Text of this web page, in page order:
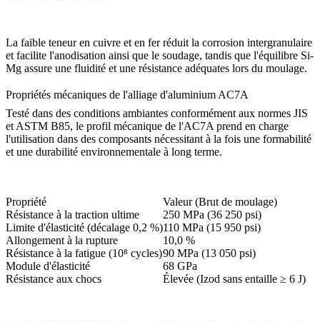
La faible teneur en cuivre et en fer réduit la corrosion intergranulaire
et facilite l'anodisation ainsi que le soudage, tandis que l'équilibre Si-
Mg assure une fluidité et une résistance adéquates lors du moulage.
Propriétés mécaniques de l'alliage d'aluminium AC7A
Testé dans des conditions ambiantes conformément aux normes JIS
et ASTM B85, le profil mécanique de l'AC7A prend en charge
l'utilisation dans des composants nécessitant à la fois une formabilité
et une durabilité environnementale à long terme.
Propriété
Valeur (Brut de moulage)
Résistance à la traction ultime
250 MPa (36 250 psi)
Limite d'élasticité (décalage 0,2 %)110 MPa (15 950 psi)
Allongement à la rupture
10,0 %
Résistance à la fatigue (10⁸ cycles)90 MPa (13 050 psi)
Module d'élasticité
68 GPa
Résistance aux chocs
Élevée (Izod sans entaille ≥ 6 J)